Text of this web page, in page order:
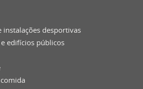
instalações desportivas
edifícios públicos